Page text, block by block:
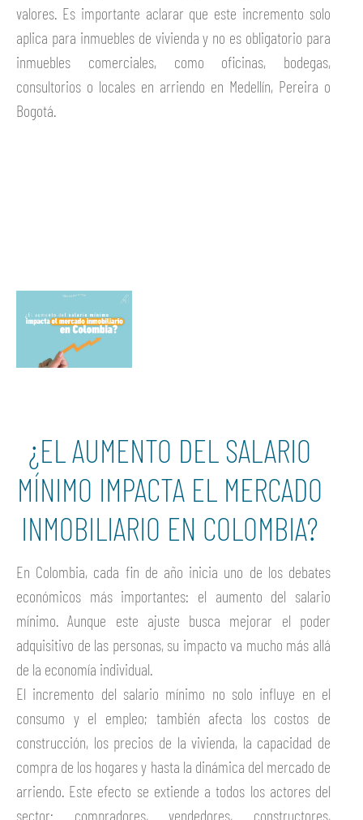
valores. Es importante aclarar que este incremento solo
aplica para inmuebles de vivienda y no es obligatorio para
inmuebles comerciales, como oficinas, bodegas,
consultorios o locales en arriendo en Medellín, Pereira o
Bogotá.
¿EL AUMENTO DEL SALARIO
MÍNIMO IMPACTA EL MERCADO
INMOBILIARIO EN COLOMBIA?
En Colombia, cada fin de año inicia uno de los debates
económicos más importantes: el aumento del salario
mínimo. Aunque este ajuste busca mejorar el poder
adquisitivo de las personas, su impacto va mucho más allá
de la economía individual.
El incremento del salario mínimo no solo influye en el
consumo y el empleo; también afecta los costos de
construcción, los precios de la vivienda, la capacidad de
compra de los hogares y hasta la dinámica del mercado de
arriendo. Este efecto se extiende a todos los actores del
sector: compradores, vendedores, constructores,